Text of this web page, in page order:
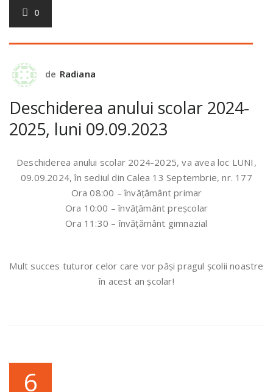
0
de Radiana
Deschiderea anului scolar 2024-
2025, luni 09.09.2023
Deschiderea anului scolar 2024-2025, va avea loc LUNI,
09.09.2024, în sediul din Calea 13 Septembrie, nr. 177
Ora 08:00 – învățământ primar
Ora 10:00 – învățământ preșcolar
Ora 11:30 – învățământ gimnazial
Mult succes tuturor celor care vor păși pragul școlii noastre
în acest an școlar!
6